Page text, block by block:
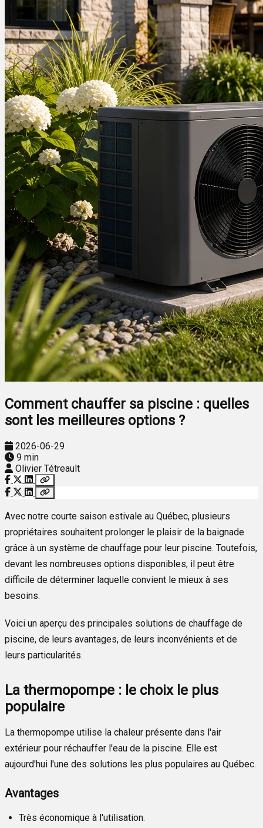
Comment chauffer sa piscine : quelles
sont les meilleures options ?
2026-06-29
9 min
Olivier Tétreault
Avec notre courte saison estivale au Québec, plusieurs
propriétaires souhaitent prolonger le plaisir de la baignade
grâce à un système de chauffage pour leur piscine. Toutefois,
devant les nombreuses options disponibles, il peut être
difficile de déterminer laquelle convient le mieux à ses
besoins.
Voici un aperçu des principales solutions de chauffage de
piscine, de leurs avantages, de leurs inconvénients et de
leurs particularités.
La thermopompe : le choix le plus
populaire
La thermopompe utilise la chaleur présente dans l'air
extérieur pour réchauffer l'eau de la piscine. Elle est
aujourd'hui l'une des solutions les plus populaires au Québec.
Avantages
Très économique à l'utilisation.